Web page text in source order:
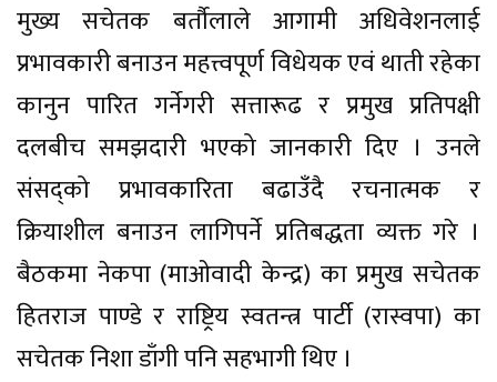
मुख्य सचेतक बर्तौलाले आगामी अधिवेशनलाई
प्रभावकारी बनाउन महत्त्वपूर्ण विधेयक एवं थाती रहेका
कानुन पारित गर्नेगरी सत्तारूढ र प्रमुख प्रतिपक्षी
दलबीच समझदारी भएको जानकारी दिए । उनले
संसद्को प्रभावकारिता बढाउँदै रचनात्मक र
क्रियाशील बनाउन लागिपर्ने प्रतिबद्धता व्यक्त गरे ।
बैठकमा नेकपा (माओवादी केन्द्र) का प्रमुख सचेतक
हितराज पाण्डे र राष्ट्रिय स्वतन्त्र पार्टी (रास्वपा) का
सचेतक निशा डाँगी पनि सहभागी थिए ।